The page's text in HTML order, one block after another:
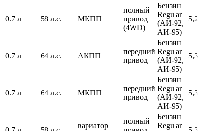
0.7 л 58 л.с. МКПП
полный
привод
(4WD)
Бензин
Regular
(АИ-92,
АИ-95)
5,2
0.7 л 64 л.с. АКПП
передний
привод
Бензин
Regular
(АИ-92,
АИ-95)
5,3
0.7 л 64 л.с. МКПП
передний
привод
Бензин
Regular
(АИ-92,
АИ-95)
5,3
вариатор
полный
Бензин
Regular